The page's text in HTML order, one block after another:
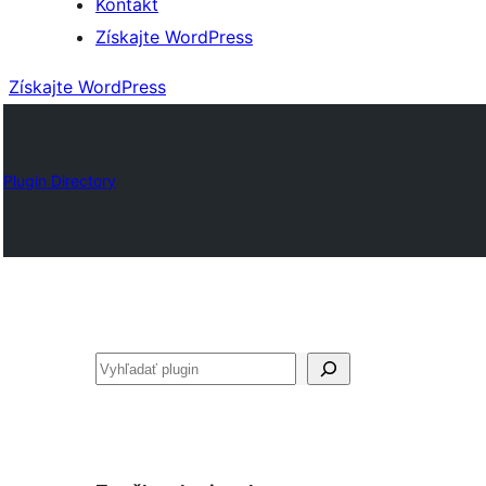
Kontakt
Získajte WordPress
Získajte WordPress
Plugin Directory
Hľadať